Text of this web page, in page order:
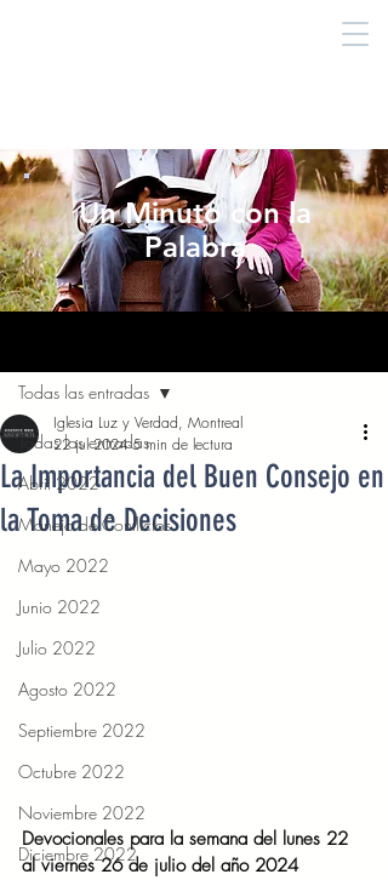
Un Minuto con la
Palabra
Todas las entradas
Abril 2022
Manejo de Conflictos
Mayo 2022
Junio 2022
Julio 2022
Agosto 2022
Septiembre 2022
Octubre 2022
Noviembre 2022
Diciembre 2022
Todas las entradas
La Importancia del Buen Consejo en
la Toma de Decisiones
Iglesia Luz y Verdad, Montreal
22 jul 2024 5 min de lectura
Devocionales para la semana del lunes 22
al viernes 26 de julio del año 2024